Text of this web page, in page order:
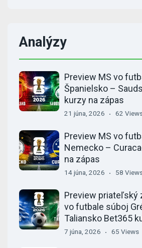
Analýzy
Preview MS vo
Španielsko –
kurzy na zápas
21 júna, 2026 62
Preview MS vo
Nemecko –
na zápas
14 júna, 2026 58
Preview priateľský
vo futbale súboj
Taliansko Bet365
7 júna, 2026 65 Views